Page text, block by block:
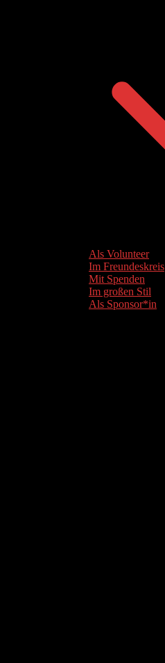
Als Volunteer
Im Freundeskreis
Mit Spenden
Im großen Stil
Als Sponsor*in